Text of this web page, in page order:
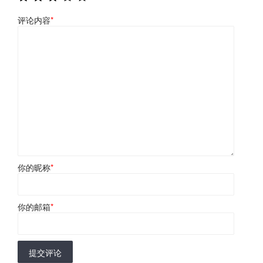
评论内容*
你的昵称*
你的邮箱*
提交评论